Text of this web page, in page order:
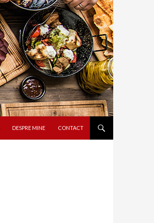
DESPRE MINE CONTACT